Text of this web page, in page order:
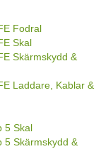
Fodral
Skal
Skärmskydd &
Laddare, Kablar &
5 Skal
5 Skärmskydd &